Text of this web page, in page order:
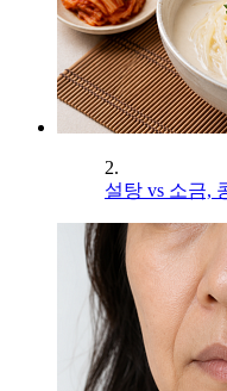
2.
설탕 vs 소금,